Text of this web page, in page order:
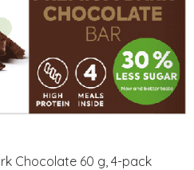
Chocolate 60 g, 4-pack